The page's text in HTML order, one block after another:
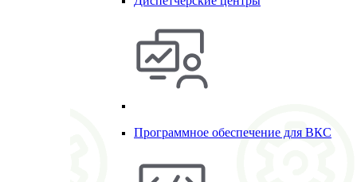
Программное обеспечение для ВКС